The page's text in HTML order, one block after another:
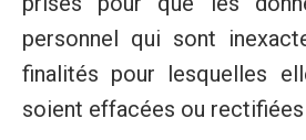
personnel qui sont
finalités pour lesquelles
soient effacées ou rectifiées